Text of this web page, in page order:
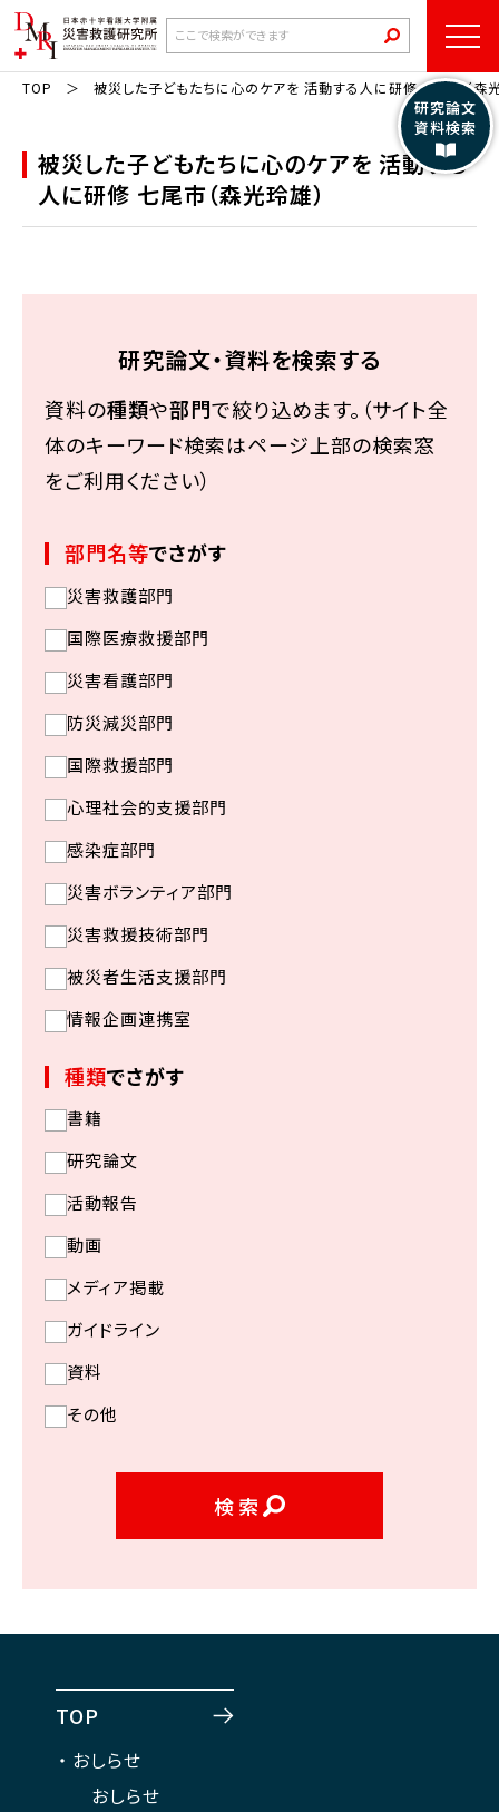
TOP 被災した子どもたちに心のケアを 活動する人に研修 七尾市（森
被災した子どもたちに心のケアを 活動する
人に研修 七尾市（森光玲雄）
研究論文・資料を検索する
資料の種類や部門で絞り込めます。（サイト全
体のキーワード検索はページ上部の検索窓
をご利用ください）
部門名等でさがす
災害救護部門
国際医療救援部門
災害看護部門
防災減災部門
国際救援部門
心理社会的支援部門
感染症部門
災害ボランティア部門
災害救援技術部門
被災者生活支援部門
情報企画連携室
種類でさがす
書籍
研究論文
活動報告
動画
メディア掲載
ガイドライン
資料
その他
検索
TOP
おしらせ
おしらせ
研究論文
資料検索